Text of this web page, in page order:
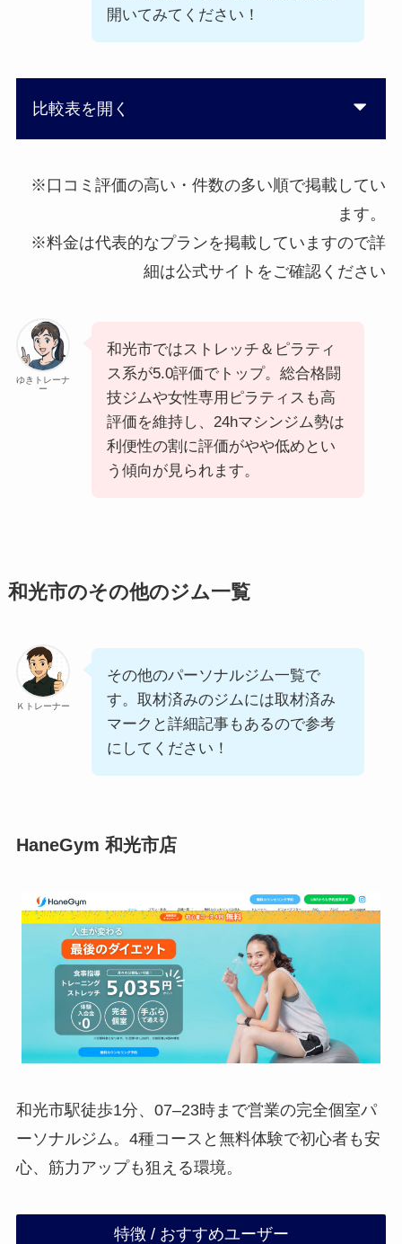
開いてみてください！
比較表を開く
※口コミ評価の高い・件数の多い順で掲載してい
ます。
※料金は代表的なプランを掲載していますので詳
細は公式サイトをご確認ください
ゆきトレーナ
ー
和光市ではストレッチ＆ピラティ
ス系が5.0評価でトップ。総合格闘
技ジムや女性専用ピラティスも高
評価を維持し、24hマシンジム勢は
利便性の割に評価がやや低めとい
う傾向が見られます。
和光市のその他のジム一覧
Ｋトレーナー
その他のパーソナルジム一覧で
す。取材済みのジムには取材済み
マークと詳細記事もあるので参考
にしてください！
HaneGym 和光市店
和光市駅徒歩1分、07–23時まで営業の完全個室パ
ーソナルジム。4種コースと無料体験で初心者も安
心、筋力アップも狙える環境。
特徴 / おすすめユーザー